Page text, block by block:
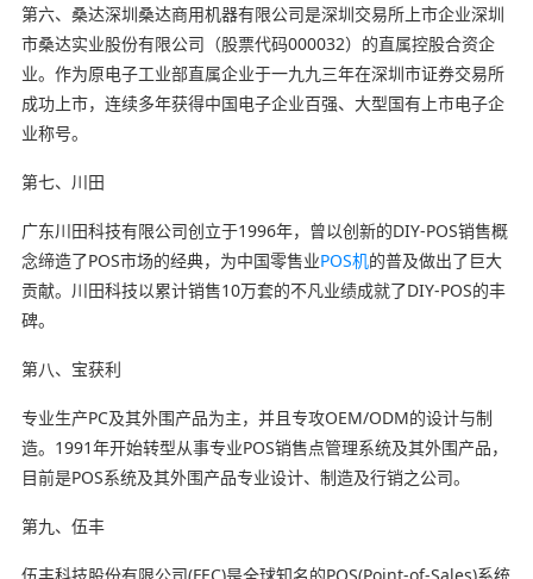
第六、桑达深圳桑达商用机器有限公司是深圳交易所上市企业深圳
市桑达实业股份有限公司（股票代码000032）的直属控股合资企
业。作为原电子工业部直属企业于一九九三年在深圳市证券交易所
成功上市，连续多年获得中国电子企业百强、大型国有上市电子企
业称号。
第七、川田
广东川田科技有限公司创立于1996年，曾以创新的DIY-POS销售概
念缔造了POS市场的经典，为中国零售业POS机的普及做出了巨大
贡献。川田科技以累计销售10万套的不凡业绩成就了DIY-POS的丰
碑。
第八、宝获利
专业生产PC及其外围产品为主，并且专攻OEM/ODM的设计与制
造。1991年开始转型从事专业POS销售点管理系统及其外围产品，
目前是POS系统及其外围产品专业设计、制造及行销之公司。
第九、伍丰